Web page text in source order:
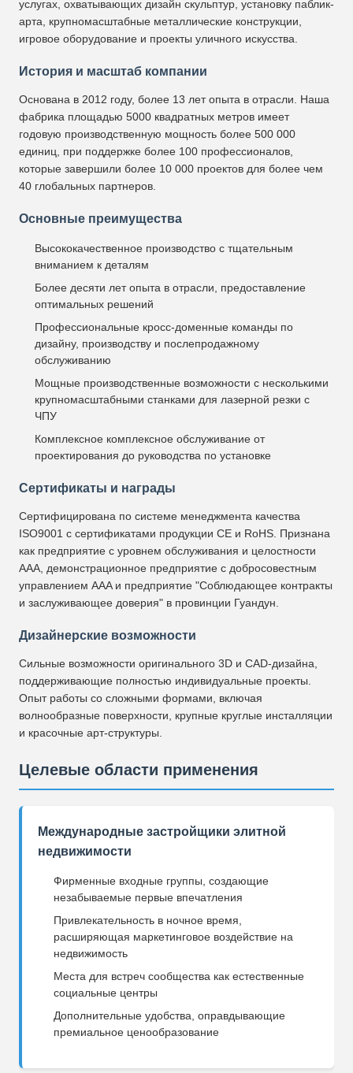
услугах, охватывающих дизайн скульптур, установку паблик-
арта, крупномасштабные металлические конструкции,
игровое оборудование и проекты уличного искусства.
История и масштаб компании
Основана в 2012 году, более 13 лет опыта в отрасли. Наша
фабрика площадью 5000 квадратных метров имеет
годовую производственную мощность более 500 000
единиц, при поддержке более 100 профессионалов,
которые завершили более 10 000 проектов для более чем
40 глобальных партнеров.
Основные преимущества
Высококачественное производство с тщательным
вниманием к деталям
Более десяти лет опыта в отрасли, предоставление
оптимальных решений
Профессиональные кросс-доменные команды по
дизайну, производству и послепродажному
обслуживанию
Мощные производственные возможности с несколькими
крупномасштабными станками для лазерной резки с
ЧПУ
Комплексное комплексное обслуживание от
проектирования до руководства по установке
Сертификаты и награды
Сертифицирована по системе менеджмента качества
ISO9001 с сертификатами продукции CE и RoHS. Признана
как предприятие с уровнем обслуживания и целостности
AAA, демонстрационное предприятие с добросовестным
управлением AAA и предприятие "Соблюдающее контракты
и заслуживающее доверия" в провинции Гуандун.
Дизайнерские возможности
Сильные возможности оригинального 3D и CAD-дизайна,
поддерживающие полностью индивидуальные проекты.
Опыт работы со сложными формами, включая
волнообразные поверхности, крупные круглые инсталляции
и красочные арт-структуры.
Целевые области применения
Международные застройщики элитной
недвижимости
Фирменные входные группы, создающие
незабываемые первые впечатления
Привлекательность в ночное время,
расширяющая маркетинговое воздействие на
недвижимость
Места для встреч сообщества как естественные
социальные центры
Дополнительные удобства, оправдывающие
премиальное ценообразование